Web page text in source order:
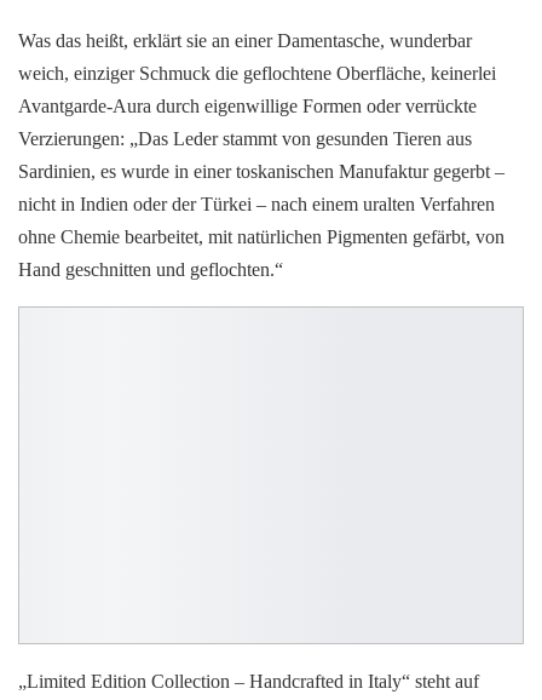
Was das heißt, erklärt sie an einer Damentasche, wunderbar
weich, einziger Schmuck die geflochtene Oberfläche, keinerlei
Avantgarde-Aura durch eigenwillige Formen oder verrückte
Verzierungen: „Das Leder stammt von gesunden Tieren aus
Sardinien, es wurde in einer toskanischen Manufaktur gegerbt –
nicht in Indien oder der Türkei – nach einem uralten Verfahren
ohne Chemie bearbeitet, mit natürlichen Pigmenten gefärbt, von
Hand geschnitten und geflochten.“
„Limited Edition Collection – Handcrafted in Italy“ steht auf